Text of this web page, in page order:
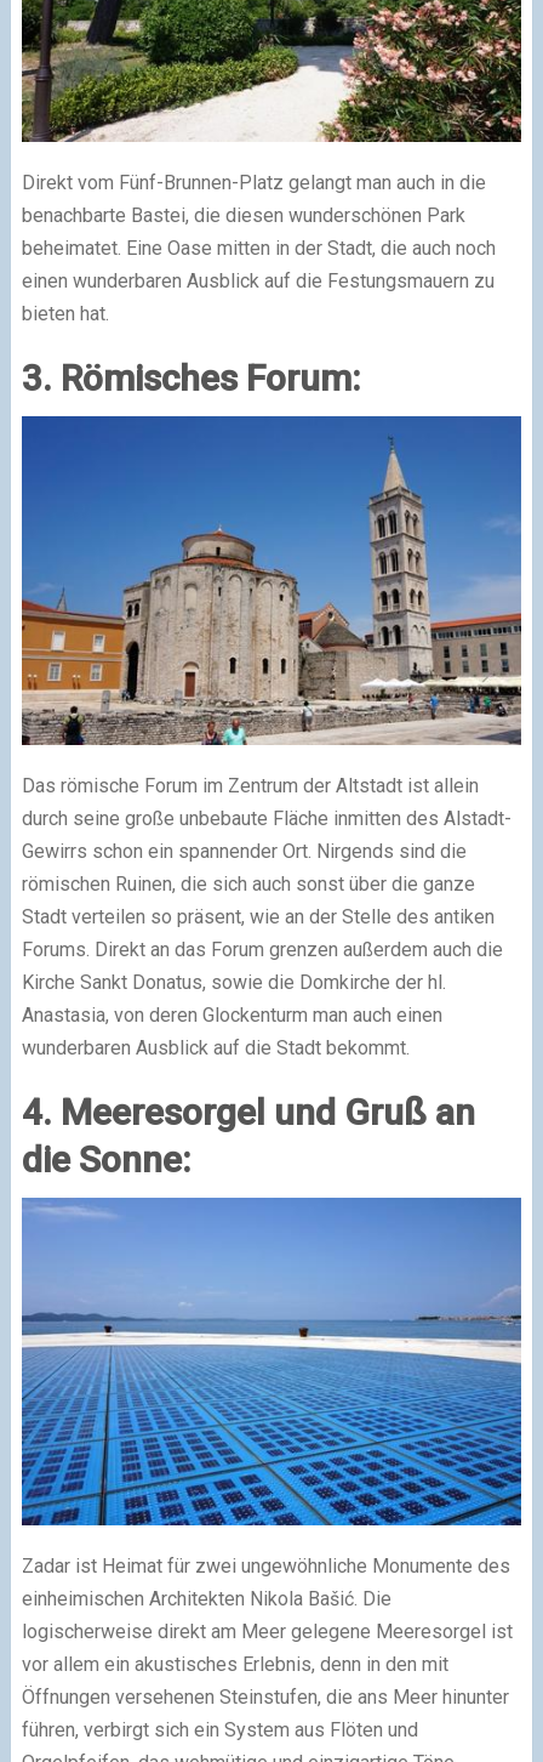
Direkt vom Fünf-Brunnen-Platz gelangt man auch in die
benachbarte Bastei, die diesen wunderschönen Park
beheimatet. Eine Oase mitten in der Stadt, die auch noch
einen wunderbaren Ausblick auf die Festungsmauern zu
bieten hat.
3. Römisches Forum:
Das römische Forum im Zentrum der Altstadt ist allein
durch seine große unbebaute Fläche inmitten des Alstadt-
Gewirrs schon ein spannender Ort. Nirgends sind die
römischen Ruinen, die sich auch sonst über die ganze
Stadt verteilen so präsent, wie an der Stelle des antiken
Forums. Direkt an das Forum grenzen außerdem auch die
Kirche Sankt Donatus, sowie die Domkirche der hl.
Anastasia, von deren Glockenturm man auch einen
wunderbaren Ausblick auf die Stadt bekommt.
4. Meeresorgel und Gruß an
die Sonne:
Zadar ist Heimat für zwei ungewöhnliche Monumente des
einheimischen Architekten Nikola Bašić. Die
logischerweise direkt am Meer gelegene Meeresorgel ist
vor allem ein akustisches Erlebnis, denn in den mit
Öffnungen versehenen Steinstufen, die ans Meer hinunter
führen, verbirgt sich ein System aus Flöten und